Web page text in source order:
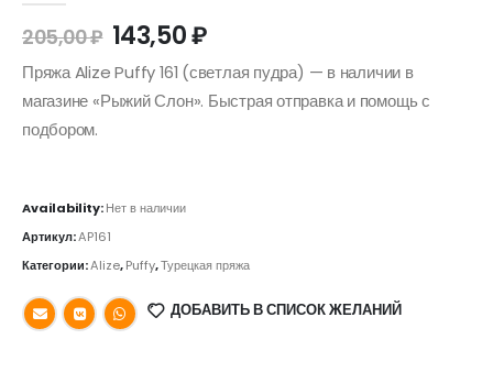
205,00₽ 143,50₽
Пряжа Alize Puffy 161 (светлая пудра) — в наличии в
магазине «Рыжий Слон». Быстрая отправка и помощь с
подбором.
Availability:Нет в наличии
Артикул:AP161
Категории:Alize,Puffy,Турецкая пряжа
ДОБАВИТЬ В СПИСОК ЖЕЛАНИЙ